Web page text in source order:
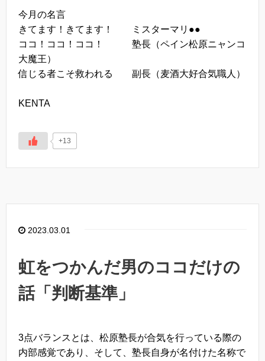
今月の名言
きてます！きてます！ ミスターマリ●●
ココ！ココ！ココ！ 塾長（ペイン松原ニャンコ
大魔王）
信じる者こそ救われる 副長（麦酒大好合気職人）
KENTA
+13
2023.03.01
虹をつかんだ男のココだけの
話「判断基準」
3点バランスとは、松原塾長が合気を行っている際の
内部感覚であり、そして、塾長自身が名付けた名称で